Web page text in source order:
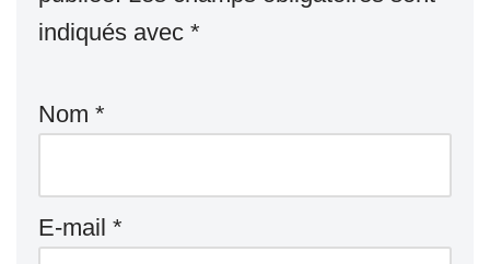
indiqués avec *
Nom *
E-mail *